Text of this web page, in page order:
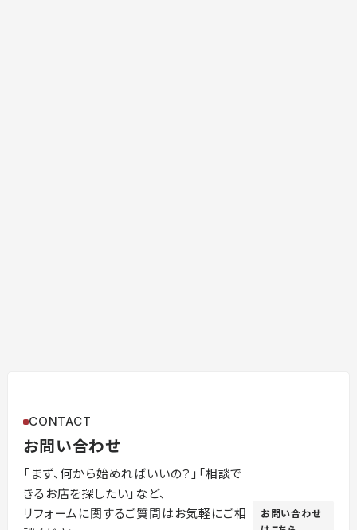
CONTACT
お問い合わせ
「まず、何から始めればいいの？」「相談で
きるお店を探したい」など、
リフォームに関するご質問はお気軽にご相
お問い合わせ